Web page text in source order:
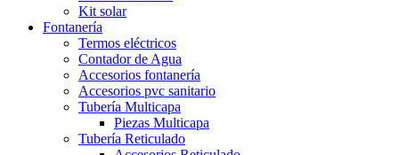
Kit solar
Fontanería
Termos eléctricos
Contador de Agua
Accesorios fontanería
Accesorios pvc sanitario
Tubería Multicapa
Piezas Multicapa
Tubería Reticulado